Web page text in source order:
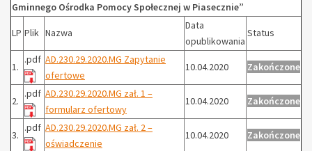
Gminnego Ośrodka Pomocy Społecznej w Piasecznie”
LP Plik Nazwa
Data
opublikowania
Status
1.
.pdf AD.230.29.2020.MG Zapytanie
ofertowe
10.04.2020 Zakończone
2.
.pdf AD.230.29.2020.MG zał. 1 –
formularz ofertowy
10.04.2020 Zakończone
3.
.pdf AD.230.29.2020.MG zał. 2 –
oświadczenie
10.04.2020 Zakończone